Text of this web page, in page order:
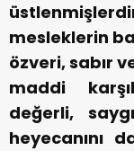
mesleklerin
özveri, sabır
maddi
değerli,
heyecanını